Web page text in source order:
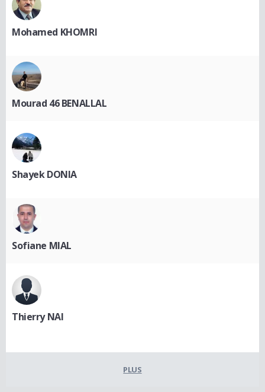
Mohamed KHOMRI
Mourad 46 BENALLAL
Shayek DONIA
Sofiane MIAL
Thierry NAI
PLUS